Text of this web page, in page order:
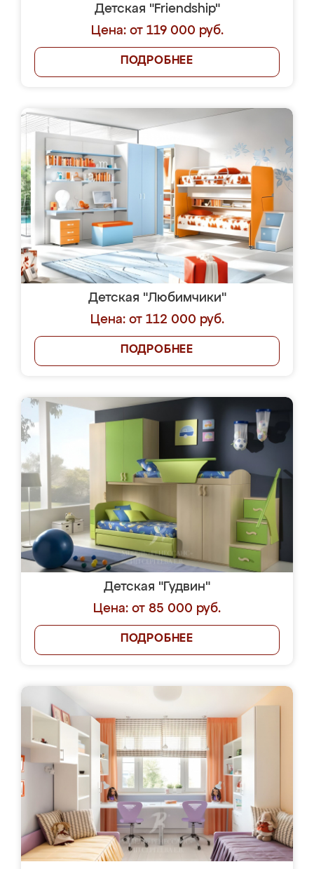
Детская "Friendship"
Цена: от 119 000 руб.
ПОДРОБНЕЕ
Детская "Любимчики"
Цена: от 112 000 руб.
ПОДРОБНЕЕ
Детская "Гудвин"
Цена: от 85 000 руб.
ПОДРОБНЕЕ